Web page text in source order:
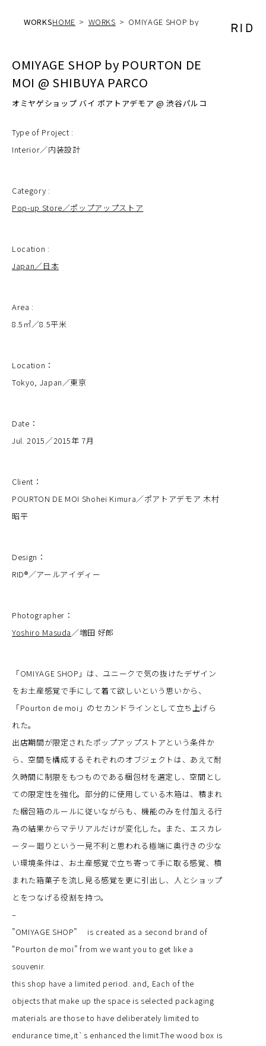
WORKSHOME WORKS OMIYAGE SHOP by
OMIYAGE SHOP by POURTON DE
MOI @ SHIBUYA PARCO
オミヤゲショップ バイ ポアトアデモア @ 渋谷パルコ
Type of Project :
Interior／内装設計
Category :
Pop-up Store／ポップアップストア
Location :
Japan／日本
Area :
8.5㎡／8.5平米
Location：
Tokyo, Japan／東京
Date：
Jul. 2015／2015年 7月
Client：
POURTON DE MOI Shohei Kimura／ポアトアデモア 木村
昭平
Design：
RID®︎／アールアイディー
Photographer：
Yoshiro Masuda／増田 好郎
「OMIYAGE SHOP」は、ユニークで気の抜けたデザイン
をお土産感覚で手にして着て欲しいという思いから、
「Pourton de moi」のセカンドラインとして立ち上げら
れた。
出店期間が限定されたポップアップストアという条件か
ら、空間を構成するそれぞれのオブジェクトは、あえて耐
久時間に制限をもつものである梱包材を選定し、空間とし
ての限定性を強化。部分的に使用している木箱は、積まれ
た梱包箱のルールに従いながらも、機能のみを付加える行
為の結果からマテリアルだけが変化した。また、エスカレ
ーター廻りという一見不利と思われる極端に奥行きの少な
い環境条件は、お土産感覚で立ち寄って手に取る感覚、積
まれた箱菓子を流し見る感覚を更に引出し、人とショップ
とをつなげる役割を持つ。
–
”OMIYAGE SHOP” is created as a second brand of
“Pourton de moi” from we want you to get like a
souvenir.
this shop have a limited period. and, Each of the
objects that make up the space is selected packaging
materials are those to have deliberately limited to
endurance time,it`s enhanced the limit.The wood box is